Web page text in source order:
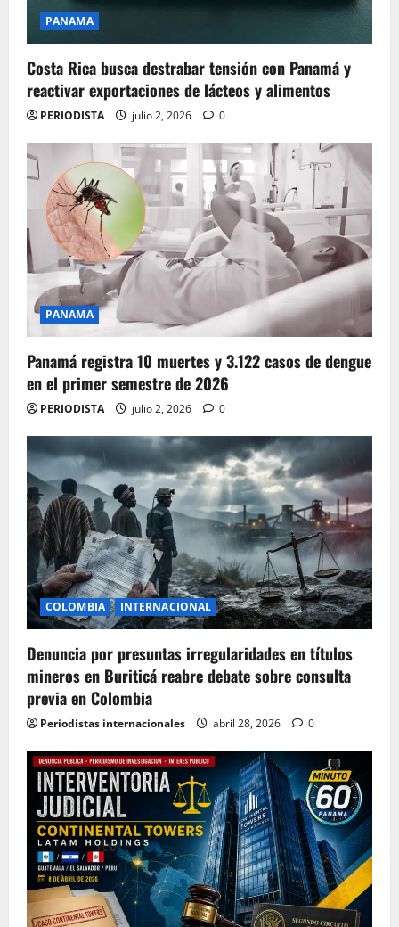
PANAMA
Costa Rica busca destrabar tensión con Panamá y
reactivar exportaciones de lácteos y alimentos
PERIODISTA julio 2, 2026 0
PANAMA
Panamá registra 10 muertes y 3.122 casos de dengue
en el primer semestre de 2026
PERIODISTA julio 2, 2026 0
COLOMBIA INTERNACIONAL
Denuncia por presuntas irregularidades en títulos
mineros en Buriticá reabre debate sobre consulta
previa en Colombia
Periodistas internacionales abril 28, 2026 0